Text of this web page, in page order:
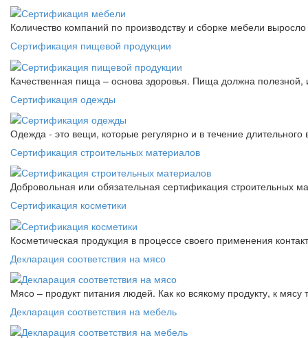
Количество компаний по производству и сборке мебели
Сертификация пищевой продукции
Качественная пища – основа здоровья. Пища должна
Сертификация одежды
Одежда - это вещи, которые регулярно и в течение
Сертификация строительных материалов
Добровольная или обязательная сертификация строительных
Сертификация косметики
Косметическая продукция в процессе своего применения
Декларация соответствия на мясо
Мясо – продукт питания людей. Как ко всякому продукту, к мясу
Декларация соответствия на мебель